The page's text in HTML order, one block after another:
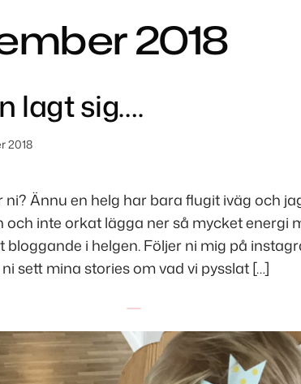
2018
lagt sig….
2018
Ännu en helg har bara flugit iväg och
inte orkat lägga ner så mycket energi
bloggande i helgen. Följer ni mig på
sett mina stories om vad vi pysslat […]